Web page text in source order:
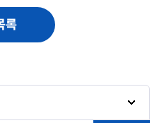
록